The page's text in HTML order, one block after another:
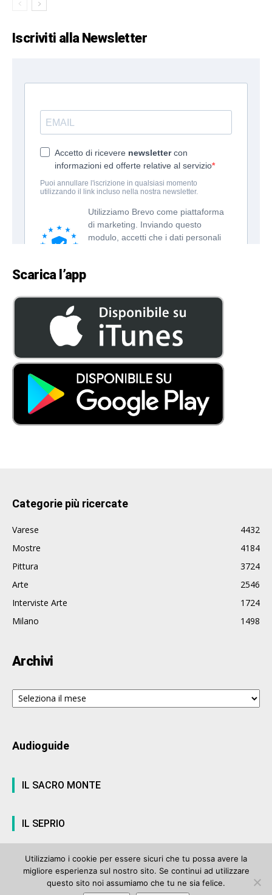
Iscriviti alla Newsletter
Scarica l’app
Categorie più ricercate
Varese
4432
Mostre
4184
Pittura
3724
Arte
2546
Interviste Arte
1724
Milano
1498
Archivi
Archivi
Audioguide
IL SACRO MONTE
IL SEPRIO
© ArteVarese.com by Wtv S.r.l.- © 2007 - P.I. 03063680122 Iscrizione n°
Utilizziamo i cookie per essere sicuri che tu possa avere la
migliore esperienza sul nostro sito. Se continui ad utilizzare
questo sito noi assumiamo che tu ne sia felice.